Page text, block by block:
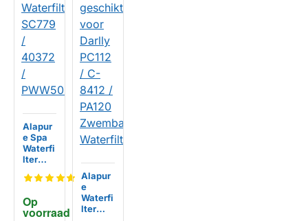
Op
voorraad
Alapur
e Spa
Waterfi
lter
/
/
PWW5
Alapur
e
Waterfi
lter